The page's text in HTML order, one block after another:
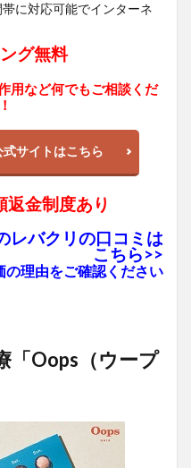
に対応可能でインターネ
グ無料
用など何でもご相談くだ
サイトはこちら
返金制度あり
レバクリの口コミは
こちら>>
の理由をご確認ください
Oops（ウープ